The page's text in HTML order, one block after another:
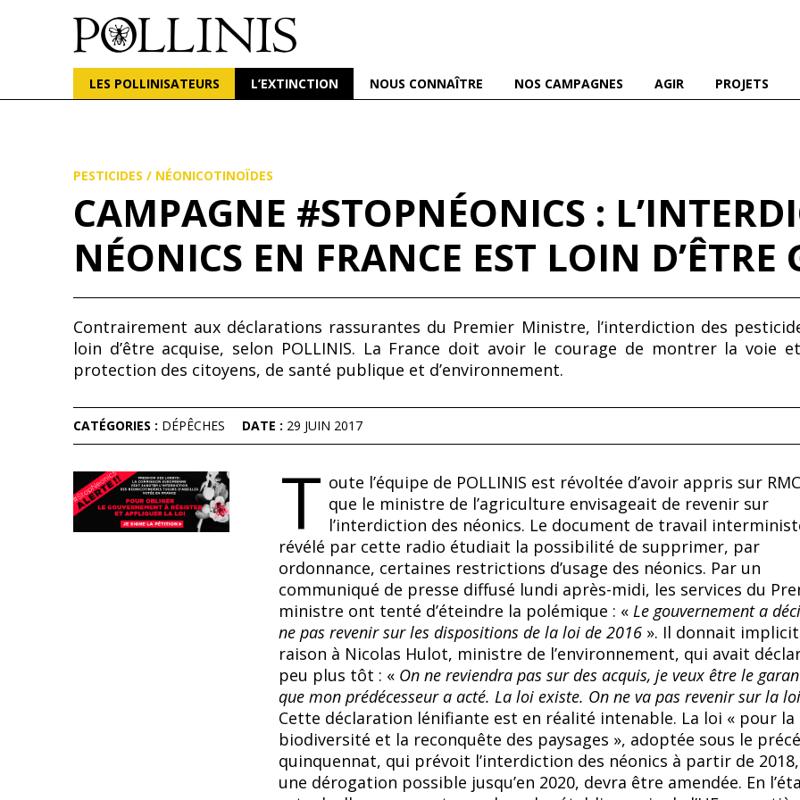
POLLINIS
LES POLLINISATEURS L’EXTINCTION NOUS CONNAÎTRE NOS CAMPAGNES AGIR PROJETS
PESTICIDES / NÉONICOTINOÏDES
CAMPAGNE #STOPNÉONICS :
NÉONICS EN FRANCE EST LOIN D’ÊTRE
Contrairement aux déclarations rassurantes du Premier Ministre, l’interdiction des
loin d’être acquise, selon POLLINIS. La France doit avoir le courage de montrer la voie
protection des citoyens, de santé publique et d’environnement.
CATÉGORIES : DÉPÊCHES DATE : 29 JUIN 2017
T oute l’équipe de POLLINIS est révoltée d’avoir appris sur
que le ministre de l’agriculture envisageait de revenir sur
l’interdiction des néonics. Le document de travail
révélé par cette radio étudiait la possibilité de supprimer, par
ordonnance, certaines restrictions d’usage des néonics. Par un
communiqué de presse diffusé lundi après-midi, les services du
ministre ont tenté d’éteindre la polémique : « Le gouvernement a
ne pas revenir sur les dispositions de la loi de 2016». Il donnait
raison à Nicolas Hulot, ministre de l’environnement, qui avait
peu plus tôt : « On ne reviendra pas sur des acquis, je veux être le
que mon prédécesseur a acté. La loi existe. On ne va pas revenir sur la loi
Cette déclaration lénifiante est en réalité intenable. La loi « pour la
biodiversité et la reconquête des paysages », adoptée sous le
quinquennat, qui prévoit l’interdiction des néonics à partir de 2018,
une dérogation possible jusqu’en 2020, devra être amendée. En